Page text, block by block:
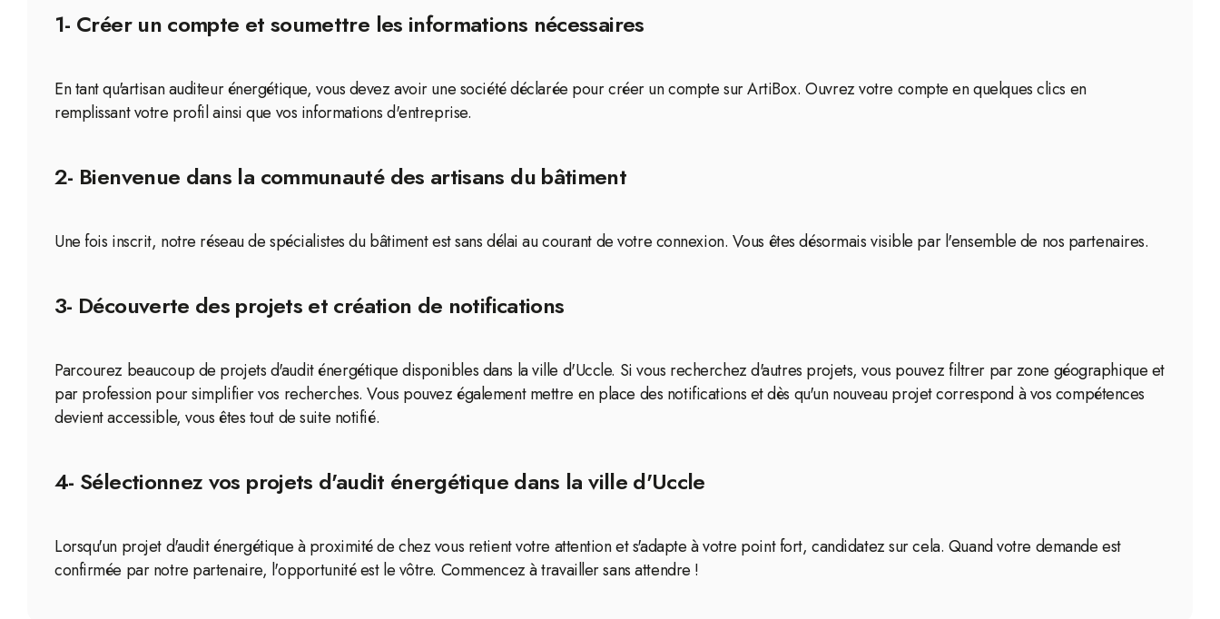
1- Créer un compte et soumettre les informations nécessaires
En tant qu'artisan auditeur énergétique, vous devez avoir une société déclarée pour créer un compte sur ArtiBox. Ouvrez votre compte en quelques clics en
remplissant votre profil ainsi que vos informations d'entreprise.
2- Bienvenue dans la communauté des artisans du bâtiment
Une fois inscrit, notre réseau de spécialistes du bâtiment est sans délai au courant de votre connexion. Vous êtes désormais visible par l'ensemble de nos partenaires.
3- Découverte des projets et création de notifications
Parcourez beaucoup de projets d'audit énergétique disponibles dans la ville d'Uccle. Si vous recherchez d'autres projets, vous pouvez filtrer par zone géographique et
par profession pour simplifier vos recherches. Vous pouvez également mettre en place des notifications et dès qu'un nouveau projet correspond à vos compétences
devient accessible, vous êtes tout de suite notifié.
4- Sélectionnez vos projets d'audit énergétique dans la ville d'Uccle
Lorsqu'un projet d'audit énergétique à proximité de chez vous retient votre attention et s'adapte à votre point fort, candidatez sur cela. Quand votre demande est
confirmée par notre partenaire, l'opportunité est le vôtre. Commencez à travailler sans attendre !